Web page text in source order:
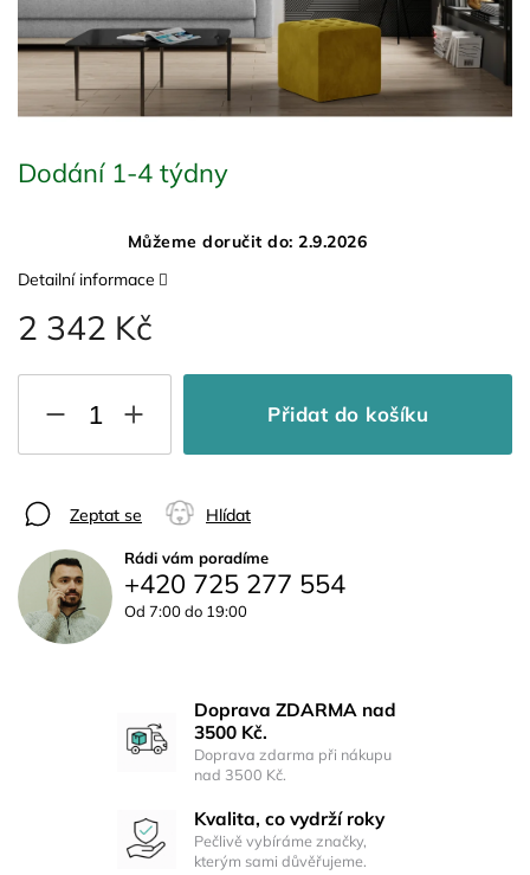
2 342 Kč
Dodání 1-4 týdny
Můžeme doručit do: 2.9.2026
Přidat do košíku
Detailní informace
Zeptat se Hlídat
Rádi vám poradíme
+420 725 277 554
Od 7:00 do 19:00
Doprava ZDARMA nad
3500 Kč.
Doprava zdarma při nákupu
nad 3500 Kč.
Kvalita, co vydrží roky
Pečlivě vybíráme značky,
kterým sami důvěřujeme.